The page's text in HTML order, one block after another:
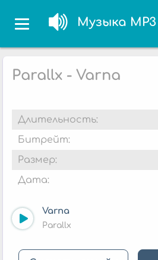
Музыка MP3
Parallx - Varna
Длительность:
Битрейт:
Размер:
Дата:
Varna
Parallx